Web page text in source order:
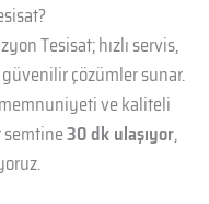
Tesisat; hızlı servis,
çözümler sunar.
ve kaliteli
semtine30 dk ulaşıyor,